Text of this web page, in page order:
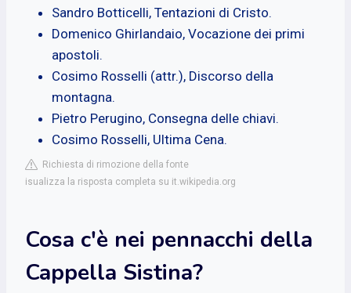
Sandro Botticelli, Tentazioni di Cristo.
Domenico Ghirlandaio, Vocazione dei primi
apostoli.
Cosimo Rosselli (attr.), Discorso della
montagna.
Pietro Perugino, Consegna delle chiavi.
Cosimo Rosselli, Ultima Cena.
Richiesta di rimozione della fonte
isualizza la risposta completa su it.wikipedia.org
Cosa c'è nei pennacchi della
Cappella Sistina?